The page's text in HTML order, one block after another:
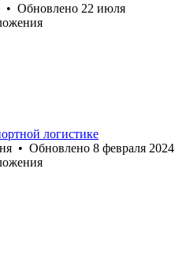
• Обновлено 22 июля
логистике
• Обновлено 8 февраля 2024